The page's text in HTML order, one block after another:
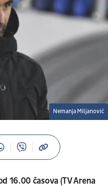
Nemanja Miljanović
16.00 časova (TV Arena